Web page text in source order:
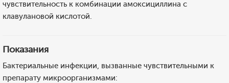
чувствительность к комбинации амоксициллина с
клавулановой кислотой.
Показания
Бактериальные инфекции, вызванные чувствительными к
препарату микроорганизмами: